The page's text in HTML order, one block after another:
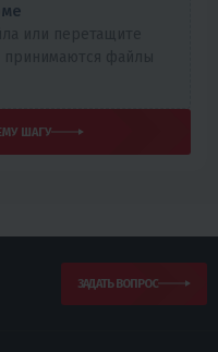
ШАГУ
ЗАДАТЬ ВОПРОС